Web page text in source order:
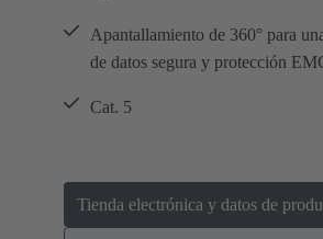
Apantallamiento de 360° para
de datos segura y protección
Cat. 5
Tienda electrónica y datos de